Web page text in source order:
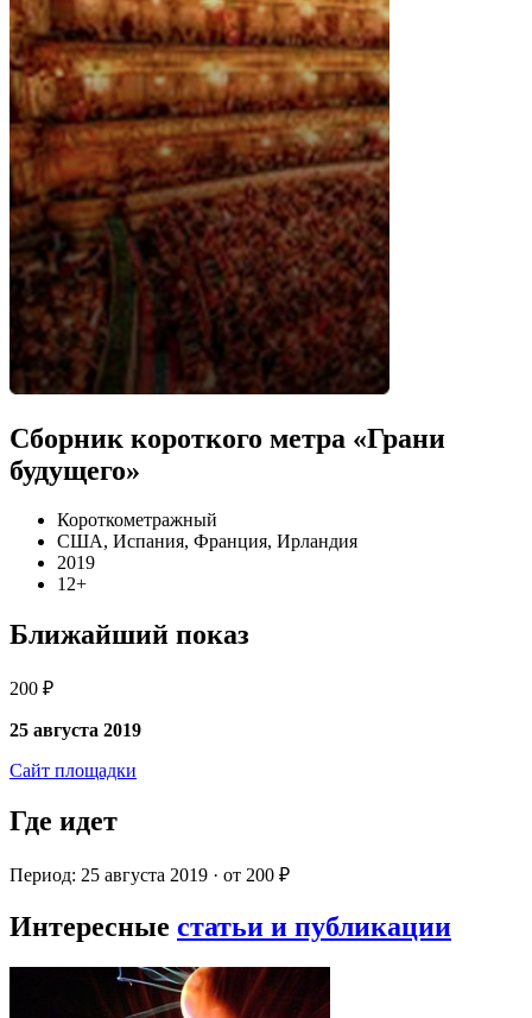
Сборник короткого метра «Грани
будущего»
Короткометражный
США, Испания, Франция, Ирландия
2019
12+
Ближайший показ
200 ₽
25 августа 2019
Сайт площадки
Где идет
Период: 25 августа 2019 · от 200 ₽
Интересные статьи и публикации